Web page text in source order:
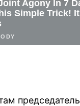
председатель